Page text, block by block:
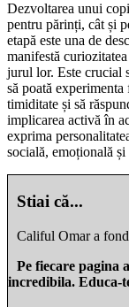
Dezvoltarea unui
pentru părinți, cât și
etapă este una de
manifestă
jurul lor. Este crucial
să poată
timiditate și să
implicarea activă în
exprima
socială, emoțională
Stiai că...
Califul Omar a
Pe fiecare pagina
incredibila. Educa-